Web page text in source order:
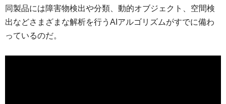
同製品には障害物検出や分類、動的オブジェクト、空間検
出などさまざまな解析を行うAIアルゴリズムがすでに備わ
っているのだ。